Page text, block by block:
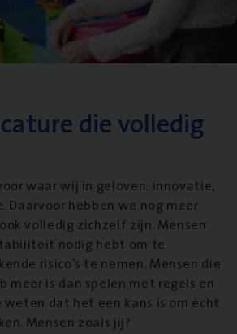
die volledig
waar wij in geloven: innovatie,
Daarvoor hebben we nog meer
volledig zichzelf zijn. Mensen
nodig hebt om te
risico’s te nemen. Mensen die
meer is dan spelen met regels en
weten dat het een kans is om écht
Mensen zoals jij?